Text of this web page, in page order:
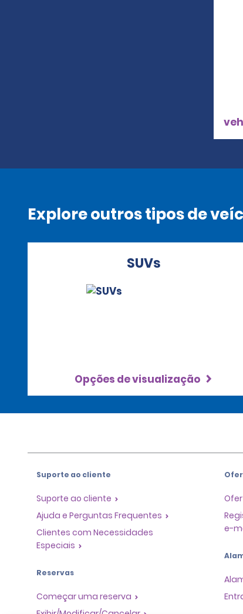
Explore outros tipos de
SUVs
Opções de visualização
Suporte ao cliente
Suporte ao cliente
Ajuda e Perguntas Frequentes
Clientes com Necessidades
Especiais
Reservas
Começar uma reserva
e-